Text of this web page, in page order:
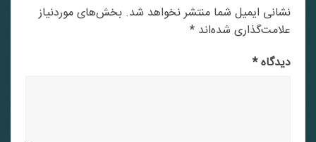
نشانی ایمیل شما منتشر نخواهد شد. بخش‌های موردنیاز
علامت‌گذاری شده‌اند*
دیدگاه*